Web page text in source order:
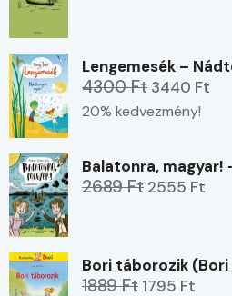
Lengemesék –
4300 Ft 3440 Ft
20% kedvezmény!
Balatonra, magyar!
2689 Ft 2555 Ft
Bori táborozik (Bori
1889 Ft 1795 Ft